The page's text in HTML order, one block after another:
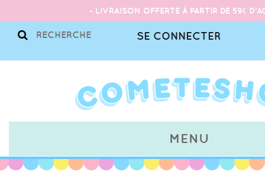
- LIVRAISON OFFERTE À PARTIR DE 59€
SE CONNECTER
MENU